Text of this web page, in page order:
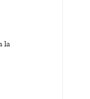
la